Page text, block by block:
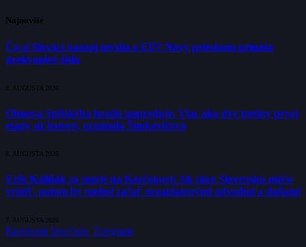
Najnovšie
Čo si Slováci naozaj myslia o EÚ? Nový prieskum prináša
prekvapivé čísla
8. AUGUSTA 2026
Obnova Spišského hradu napreduje. Viac ako dve tretiny prvej
etapy sú hotové, oznámila Šimkovičová
8. AUGUSTA 2026
Erik Kaliňák sa smeje na Korčokovi: Ak chce Slovensku niečo
vrátiť, potom by mohol začať nezaplatenými odvodmi a daňami
7. AUGUSTA 2026
FacebookYouTube Telegram